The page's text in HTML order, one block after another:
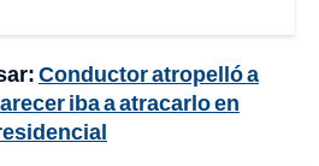
Conductor atropelló a
iba a atracarlo en